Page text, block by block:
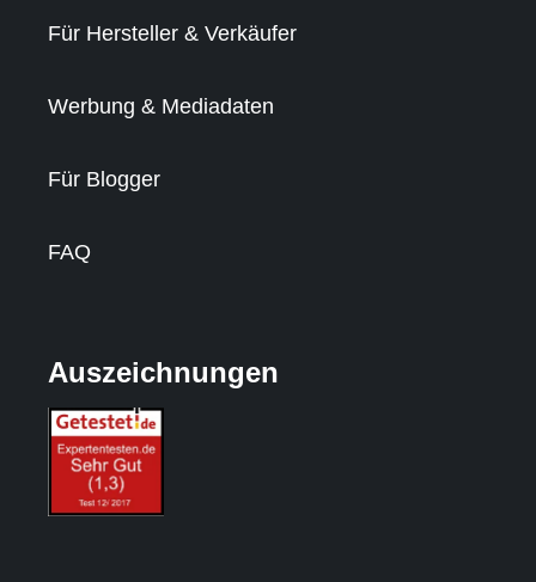
Für Hersteller & Verkäufer
Werbung & Mediadaten
Für Blogger
FAQ
Auszeichnungen